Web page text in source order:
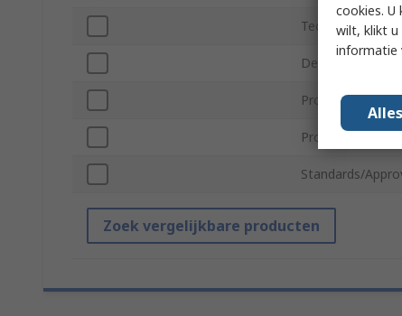
Technology
Device Core
Processor
Processor Part
Standards/
Zoek vergelijkbare producten
cookies.
wilt, klikt u
informatie